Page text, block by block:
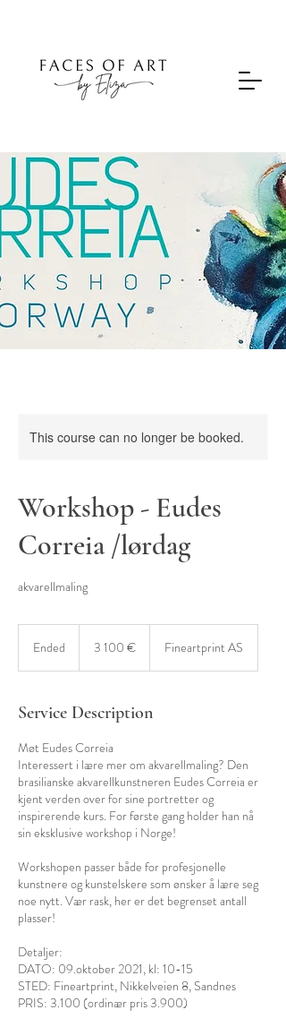
This course can no longer be booked.
Workshop - Eudes
Correia /lørdag
akvarellmaling
Ended
d
3 100 € Fineartprint AS
Service Description
Møt Eudes Correia
Interessert i lære mer om akvarellmaling? Den
brasilianske akvarellkunstneren Eudes Correia er
kjent verden over for sine portretter og
inspirerende kurs. For første gang holder han nå
sin eksklusive workshop i Norge!
Workshopen passer både for profesjonelle
kunstnere og kunstelskere som ønsker å lære seg
noe nytt. Vær rask, her er det begrenset antall
plasser!
Detaljer:
DATO: 09.oktober 2021, kl: 10-15
STED: Fineartprint, Nikkelveien 8, Sandnes
PRIS: 3.100 (ordinær pris 3.900)